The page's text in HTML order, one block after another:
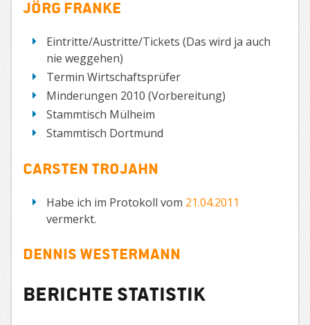
Jörg Franke
Eintritte/Austritte/Tickets (Das wird ja auch
nie weggehen)
Termin Wirtschaftsprüfer
Minderungen 2010 (Vorbereitung)
Stammtisch Mülheim
Stammtisch Dortmund
Carsten Trojahn
Habe ich im Protokoll vom 21.04.2011
vermerkt.
Dennis Westermann
Berichte Statistik